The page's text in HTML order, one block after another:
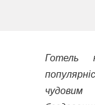
Готель